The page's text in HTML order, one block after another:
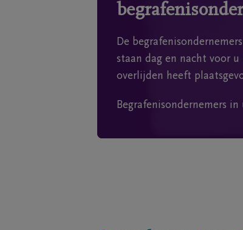
De
staan dag en nacht voor u
overlijden heeft
Begrafenisondernemers